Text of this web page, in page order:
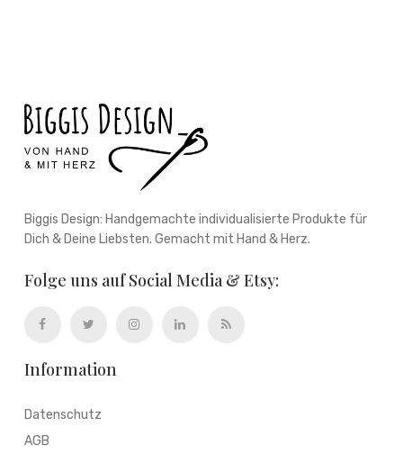
Biggis Design: Handgemachte individualisierte Produkte für
Dich & Deine Liebsten. Gemacht mit Hand & Herz.
Folge uns auf Social Media & Etsy:
Information
Datenschutz
AGB